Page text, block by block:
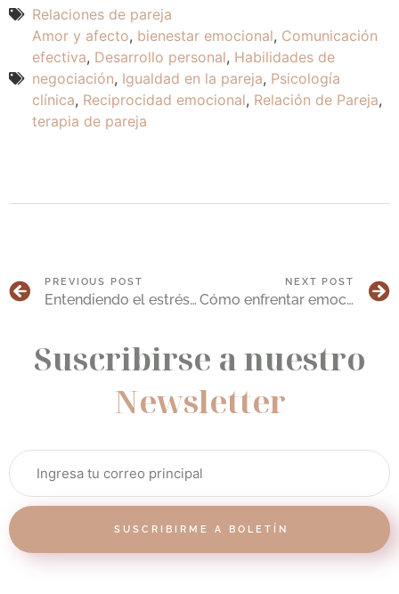
Relaciones de pareja
Amor y afecto, bienestar emocional, Comunicación
efectiva, Desarrollo personal, Habilidades de
negociación, Igualdad en la pareja, Psicología
clínica, Reciprocidad emocional, Relación de Pareja,
terapia de pareja
PREVIOUS POST
Entendiendo el estrés infantil: Guía para cuidadores
NEXT POST
Cómo enfrentar emocionalmente el cáncer
Suscribirse a nuestro
Newsletter
SUSCRIBIRME A BOLETÍN